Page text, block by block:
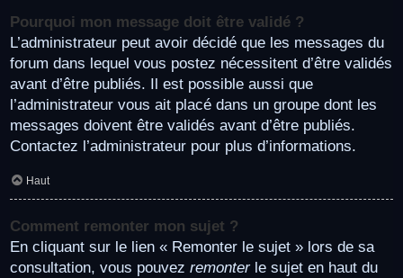
Pourquoi mon message doit être validé ?
L’administrateur peut avoir décidé que les messages du
forum dans lequel vous postez nécessitent d’être validés
avant d’être publiés. Il est possible aussi que
l’administrateur vous ait placé dans un groupe dont les
messages doivent être validés avant d’être publiés.
Contactez l’administrateur pour plus d’informations.
Haut
Comment remonter mon sujet ?
En cliquant sur le lien « Remonter le sujet » lors de sa
consultation, vous pouvez remonterle sujet en haut du